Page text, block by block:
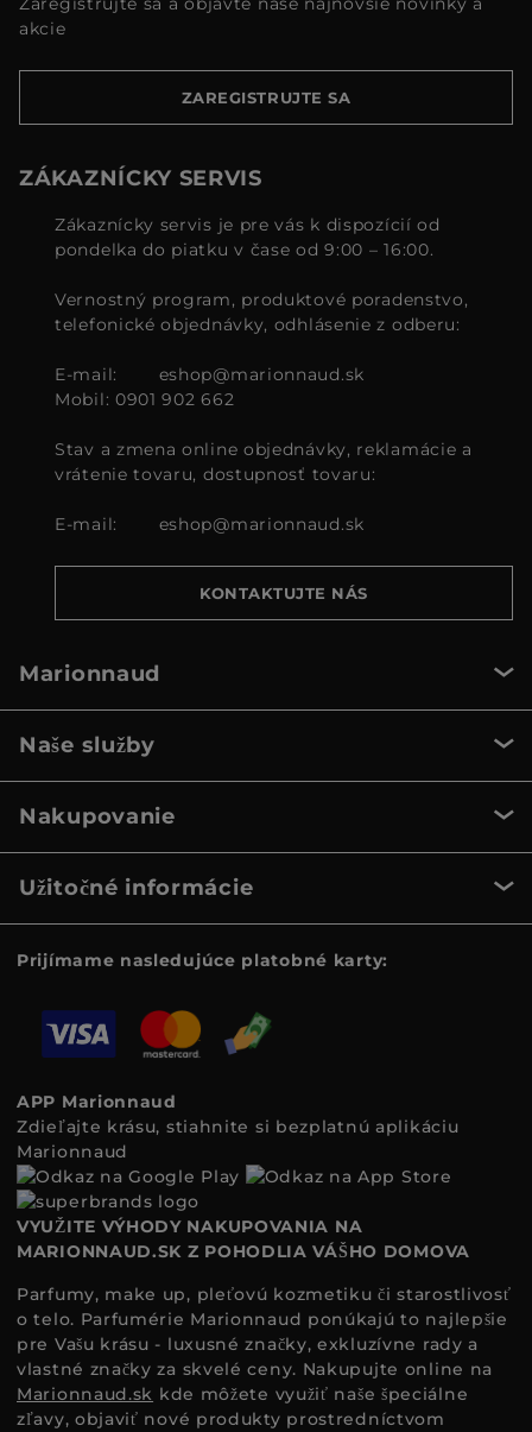
akcie
ZAREGISTRUJTE SA
ZÁKAZNÍCKY SERVIS
Zákaznícky servis je pre vás k dispozícií od
pondelka do piatku v čase od 9:00 – 16:00.
Vernostný program, produktové poradenstvo,
telefonické objednávky, odhlásenie z odberu:
E-mail:
eshop@marionnaud.sk
Mobil: 0901 902 662
Stav a zmena online objednávky, reklamácie a
vrátenie tovaru, dostupnosť tovaru:
E-mail: eshop@marionnaud.sk
KONTAKTUJTE NÁS
Marionnaud
Naše služby
Nakupovanie
Užitočné informácie
Prijímame nasledujúce platobné karty:
APP Marionnaud
Zdieľajte krásu, stiahnite si bezplatnú aplikáciu
Marionnaud
VYUŽITE VÝHODY NAKUPOVANIA NA
MARIONNAUD.SK Z POHODLIA VÁŠHO DOMOVA
Parfumy, make up, pleťovú kozmetiku či starostlivosť
o telo. Parfumérie Marionnaud ponúkajú to najlepšie
pre Vašu krásu - luxusné značky, exkluzívne rady a
vlastné značky za skvelé ceny. Nakupujte online na
Marionnaud.sk kde môžete využiť naše špeciálne
zľavy, objaviť nové produkty prostredníctvom